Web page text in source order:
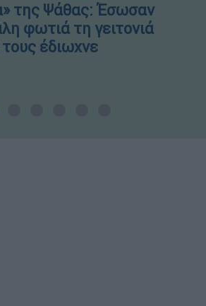
της Ψάθας: Έσωσαν
φωτιά τη γειτονιά
έδιωχνε